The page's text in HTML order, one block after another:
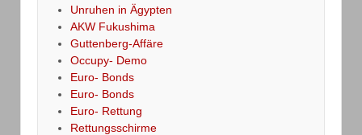
Unruhen in Ägypten
AKW Fukushima
Guttenberg-Affäre
Occupy- Demo
Euro- Bonds
Euro- Bonds
Euro- Rettung
Rettungsschirme